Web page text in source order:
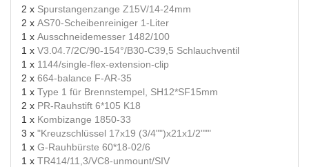
2 x Spurstangenzange Z15V/14-24mm
2 x AS70-Scheibenreiniger 1-Liter
1 x Ausschneidemesser 1482/100
1 x V3.04.7/2C/90-154°/B30-C39,5 Schlauchventil
1 x 1144/single-flex-extension-clip
2 x 664-balance F-AR-35
1 x Type 1 für Brennstempel, SH12*SF15mm
2 x PR-Rauhstift 6*105 K18
1 x Kombizange 1850-33
3 x "Kreuzschlüssel 17x19 (3/4"")x21x1/2"""
1 x G-Rauhbürste 60*18-02/6
1 x TR414/11,3/VC8-unmount/SIV